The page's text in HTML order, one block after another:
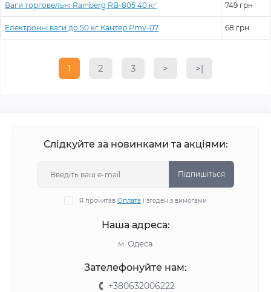
Ваги торговельні Rainberg RB-805 40 кг 749 грн
Електронні ваги до 50 кг Кантер Pmv-07 68 грн
1 2 3 > >|
Слідкуйте за новинками та акціями:
Підпишіться
Я прочитав Оплата і згоден з вимогами
Наша адреса:
м. Одеса
Зателефонуйте нам:
+380632006222